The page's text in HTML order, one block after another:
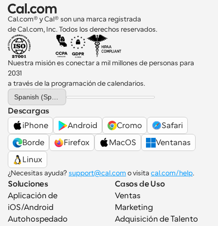
Cal.com® y Cal® son una marca registrada
de Cal.com, Inc. Todos los derechos reservados.
Nuestra misión es conectar a mil millones de personas para
2031
a través de la programación de calendarios.
Select Language
Descargas
iPhone
Android Cromo
Safari
Borde
Firefox MacOS
Ventanas
Linux
¿Necesitas ayuda? support@cal.com o visita cal.com/help.
Soluciones
Aplicación de
iOS/Android
Autohospedado
Casos de Uso
Ventas
Marketing
Adquisición de Talento